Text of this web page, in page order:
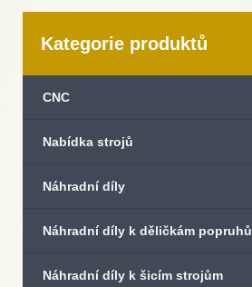
Kategorie produktů
CNC
Nabídka strojů
Náhradní díly
Náhradní díly k děličkám popruhů
Náhradní díly k šicím strojům